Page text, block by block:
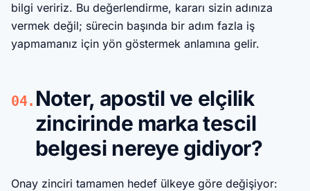
bilgi veririz. Bu değerlendirme, kararı sizin adınıza
vermek değil; sürecin başında bir adım fazla iş
yapmamanız için yön göstermek anlamına gelir.
04. Noter, apostil ve elçilik
zincirinde marka tescil
belgesi nereye gidiyor?
Onay zinciri tamamen hedef ülkeye göre değişiyor: